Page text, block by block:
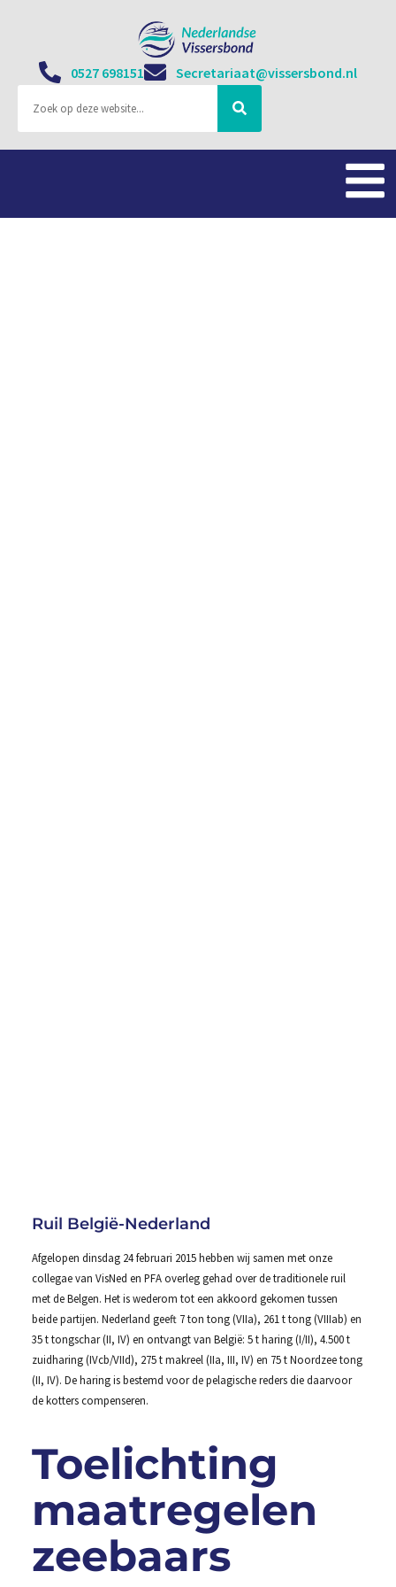
0527 698151 Secretariaat@vissersbond.nl
Ruil België-Nederland
Afgelopen dinsdag 24 februari 2015 hebben wij samen met onze
collegae van VisNed en PFA overleg gehad over de traditionele ruil
met de Belgen. Het is wederom tot een akkoord gekomen tussen
beide partijen. Nederland geeft 7 ton tong (VIIa), 261 t tong (VIIIab) en
35 t tongschar (II, IV) en ontvangt van België: 5 t haring (I/II), 4.500 t
zuidharing (IVcb/VIId), 275 t makreel (IIa, III, IV) en 75 t Noordzee tong
(II, IV). De haring is bestemd voor de pelagische reders die daarvoor
de kotters compenseren.
Toelichting
maatregelen
zeebaars